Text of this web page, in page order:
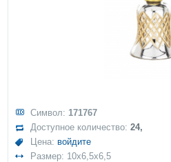
Символ: 171767
Доступное количество:24,
Цена: войдите
Размер: 10x6,5x6,5